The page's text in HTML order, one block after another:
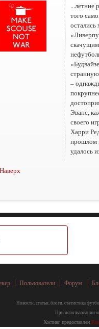
...летние
того
скачущим
–
Эванс,
своего
Харри
прошлом
удалось
Пользователи Форум
Новости, статьи, блоги, статистика
При использовании
Хостинг предоставлен